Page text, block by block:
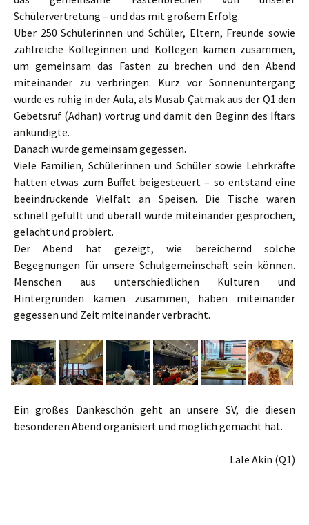
Schülervertretung – und das mit großem Erfolg.
Über 250 Schülerinnen und Schüler, Eltern, Freunde sowie
zahlreiche Kolleginnen und Kollegen kamen zusammen,
um gemeinsam das Fasten zu brechen und den Abend
miteinander zu verbringen. Kurz vor Sonnenuntergang
wurde es ruhig in der Aula, als Musab Çatmak aus der Q1 den
Gebetsruf (Adhan) vortrug und damit den Beginn des Iftars
ankündigte.
Danach wurde gemeinsam gegessen.
Viele Familien, Schülerinnen und Schüler sowie Lehrkräfte
hatten etwas zum Buffet beigesteuert – so entstand eine
beeindruckende Vielfalt an Speisen. Die Tische waren
schnell gefüllt und überall wurde miteinander gesprochen,
gelacht und probiert.
Der Abend hat gezeigt, wie bereichernd solche
Begegnungen für unsere Schulgemeinschaft sein können.
Menschen aus unterschiedlichen Kulturen und
Hintergründen kamen zusammen, haben miteinander
gegessen und Zeit miteinander verbracht.
Ein großes Dankeschön geht an unsere SV, die diesen
besonderen Abend organisiert und möglich gemacht hat.
Lale Akin (Q1)